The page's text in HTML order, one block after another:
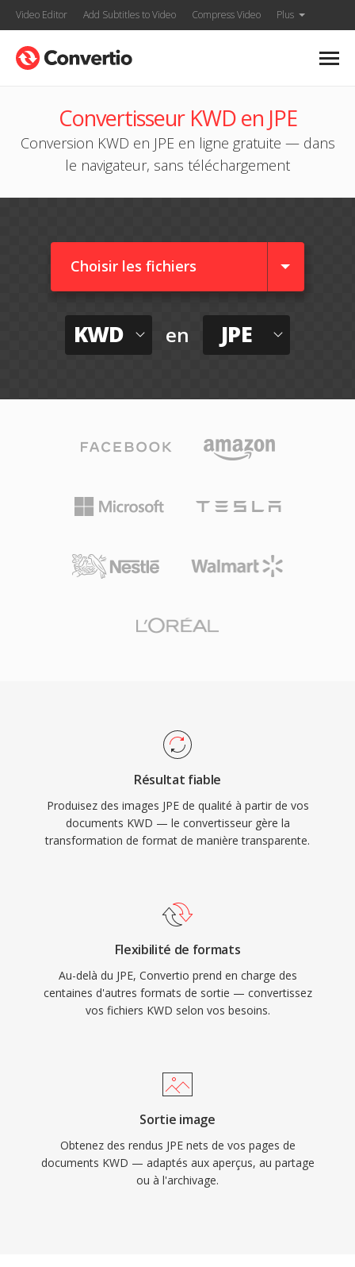
Video Editor Add Subtitles to Video Compress Video Plus
Convertisseur KWD en JPE
Conversion KWD en JPE en ligne gratuite — dans
le navigateur, sans téléchargement
Choisir les fichiers
KWD en JPE
Résultat fiable
Produisez des images JPE de qualité à partir de vos
documents KWD — le convertisseur gère la
transformation de format de manière transparente.
Flexibilité de formats
Au-delà du JPE, Convertio prend en charge des
centaines d'autres formats de sortie — convertissez
vos fichiers KWD selon vos besoins.
Sortie image
Obtenez des rendus JPE nets de vos pages de
documents KWD — adaptés aux aperçus, au partage
ou à l'archivage.